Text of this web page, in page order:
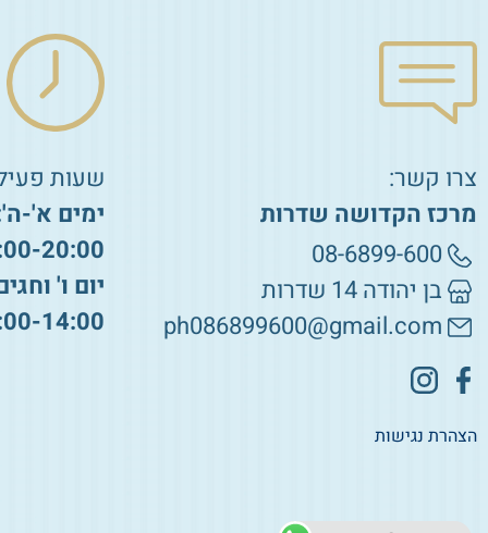
צרו קשר:
מרכז הקדושה שדרות
08-6899-600
בן יהודה 14 שדרות
ph086899600@gmail.com
הצהרת נגישות
שעות
ימים א'-
20:00
יום ו'
14:00